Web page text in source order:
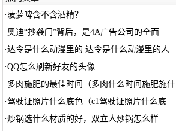
·菠萝啤含不含酒精？
·奥迪“抄袭门”背后，是4A广告公司的全面
·达令是什么动漫里的 达令是什么动漫里的人
·QQ怎么刷新好友的头像
· 多肉施肥的最佳时间（多肉什么时间施肥施什
·驾驶证照片什么底色（c1驾驶证照片什么底
·炒锅选什么材质的好，双立人炒锅怎么样